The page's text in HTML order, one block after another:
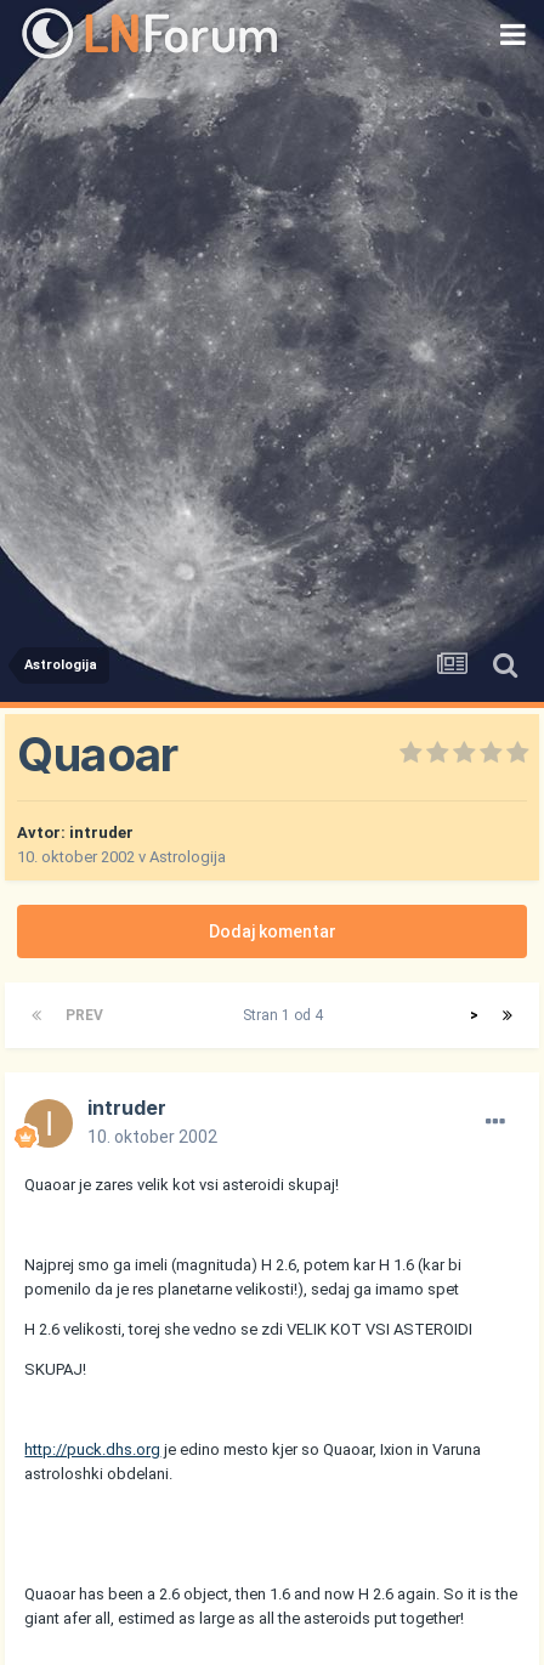
Astrologija
Quaoar
Avtor: intruder
10. oktober 2002 vAstrologija
Dodaj komentar
PREV >
Stran 1 od 4
intruder
10. oktober 2002
Quaoar je zares velik kot vsi asteroidi skupaj!
Najprej smo ga imeli (magnituda) H 2.6, potem kar H 1.6 (kar bi
pomenilo da je res planetarne velikosti!), sedaj ga imamo spet
H 2.6 velikosti, torej she vedno se zdi VELIK KOT VSI ASTEROIDI
SKUPAJ!
http://puck.dhs.org je edino mesto kjer so Quaoar, Ixion in Varuna
astroloshki obdelani.
Quaoar has been a 2.6 object, then 1.6 and now H 2.6 again. So it is the
giant afer all, estimed as large as all the asteroids put together!